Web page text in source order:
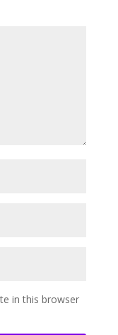
in this browser